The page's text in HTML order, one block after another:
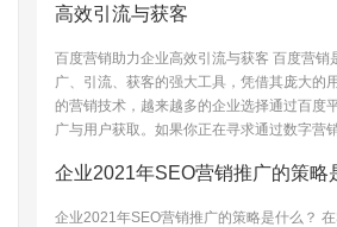
高效引流与获客
百度营销助力企业高效引流与获客 百度营销
广、引流、获客的强大工具，凭借其庞大的
的营销技术，越来越多的企业选择通过百度
广与用户获取。如果你正在寻求通过数字营
企业2021年SEO营销推广的策略
企业2021年SEO营销推广的策略是什么？ 在